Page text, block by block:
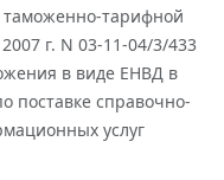
тарифной
г. N 03-11-04/3/433
в виде ЕНВД в
поставке справочно-
услуг